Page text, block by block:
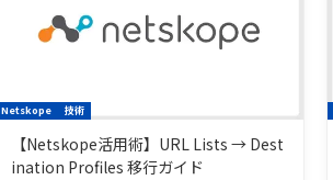
Netskope 技術
【Netskope活用術】URL Lists → Dest
ination Profiles 移行ガイド